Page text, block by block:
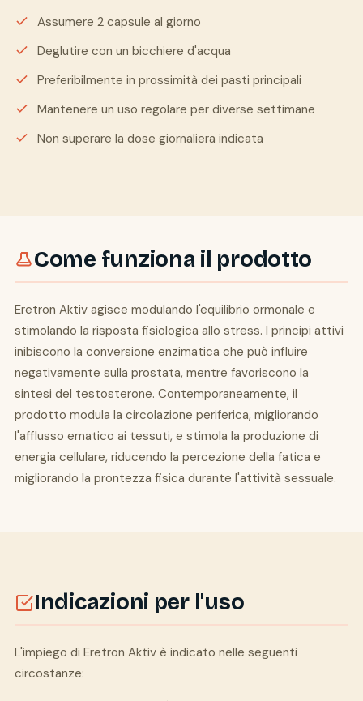
Assumere 2 capsule al giorno
Deglutire con un bicchiere d'acqua
Preferibilmente in prossimità dei pasti principali
Mantenere un uso regolare per diverse settimane
Non superare la dose giornaliera indicata
Come funziona il prodotto
Eretron Aktiv agisce modulando l'equilibrio ormonale e
stimolando la risposta fisiologica allo stress. I principi attivi
inibiscono la conversione enzimatica che può influire
negativamente sulla prostata, mentre favoriscono la
sintesi del testosterone. Contemporaneamente, il
prodotto modula la circolazione periferica, migliorando
l'afflusso ematico ai tessuti, e stimola la produzione di
energia cellulare, riducendo la percezione della fatica e
migliorando la prontezza fisica durante l'attività sessuale.
Indicazioni per l'uso
L'impiego di Eretron Aktiv è indicato nelle seguenti
circostanze: